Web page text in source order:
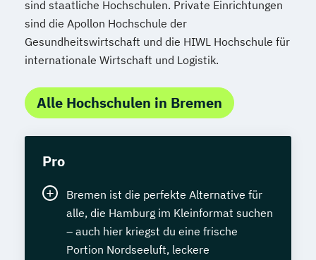
sind staatliche Hochschulen. Private Einrichtungen
sind die Apollon Hochschule der
Gesundheitswirtschaft und die HIWL Hochschule für
internationale Wirtschaft und Logistik.
Alle Hochschulen in Bremen
Pro
Bremen ist die perfekte Alternative für
alle, die Hamburg im Kleinformat suchen
– auch hier kriegst du eine frische
Portion Nordseeluft, leckere